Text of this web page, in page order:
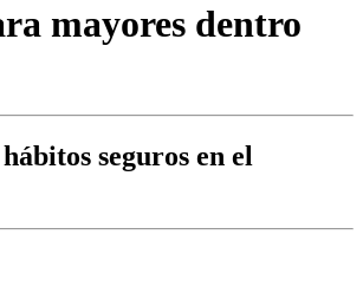
mayores dentro
seguros en el